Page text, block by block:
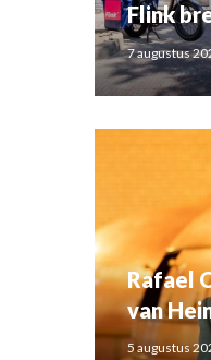
Flink
7 augustus
Rafael
van
5 augustus